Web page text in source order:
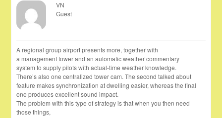
VN
Guest
A regional group airport presents more, together with
a management tower and an automatic weather commentary
system to supply pilots with actual-time weather knowledge.
There’s also one centralized tower cam. The second talked about
feature makes synchronization at dwelling easier, whereas the final
one produces excellent sound impact.
The problem with this type of strategy is that when you then need
those things,